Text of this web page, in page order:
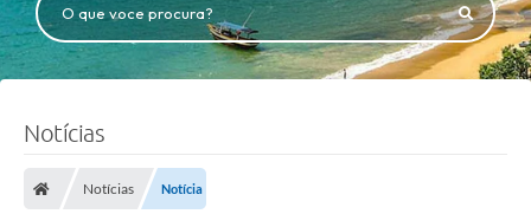
O que voce procura?
Notícias
Notícias Notícia